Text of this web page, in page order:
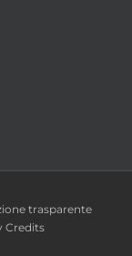
trasparente
Credits